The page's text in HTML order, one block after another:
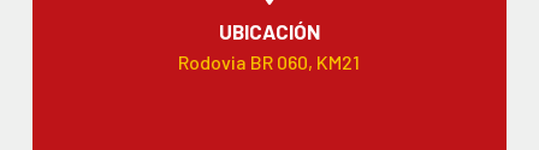
UBICACIÓN
Rodovia BR 060, KM21